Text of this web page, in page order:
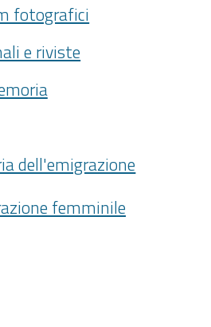
fotografici
e riviste
dell'emigrazione
femminile